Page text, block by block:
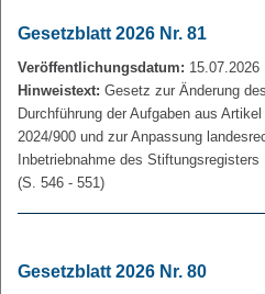
Gesetzblatt 2026 Nr. 81
Veröffentlichungsdatum: 15.07.2026
Hinweistext: Gesetz zur Änderung
Durchführung der Aufgaben aus
2024/900 und zur Anpassung
Inbetriebnahme des Stiftungsregisters
(S. 546 - 551)
Gesetzblatt 2026 Nr. 80